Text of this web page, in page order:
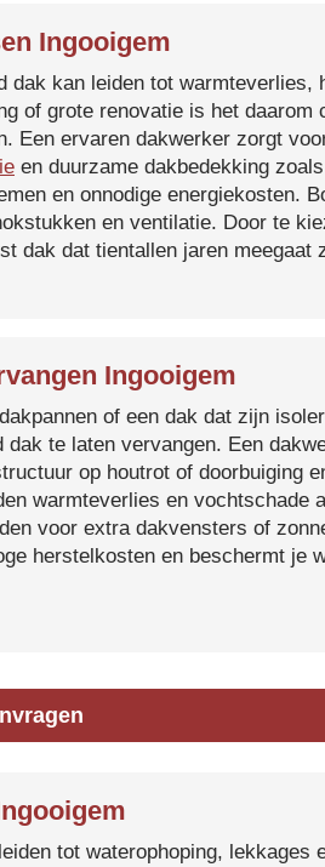
Ingooigem
dak kan leiden tot warmteverlies,
of grote renovatie is het daarom
Een ervaren dakwerker zorgt
en duurzame dakbedekking
en onnodige energiekosten.
en ventilatie. Door te
dak dat tientallen jaren meegaat
Ingooigem
of een dak dat zijn
te laten vervangen. Een
op houtrot of doorbuiging
warmteverlies en vochtschade
voor extra dakvensters of
herstelkosten en beschermt je
tot waterophoping, lekkages